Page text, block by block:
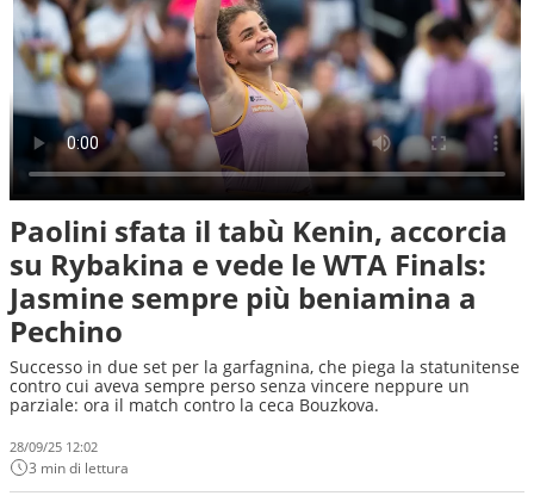
Paolini sfata il tabù Kenin, accorcia
su Rybakina e vede le WTA Finals:
Jasmine sempre più beniamina a
Pechino
Successo in due set per la garfagnina, che piega la statunitense
contro cui aveva sempre perso senza vincere neppure un
parziale: ora il match contro la ceca Bouzkova.
28/09/25 12:02
3 min di lettura